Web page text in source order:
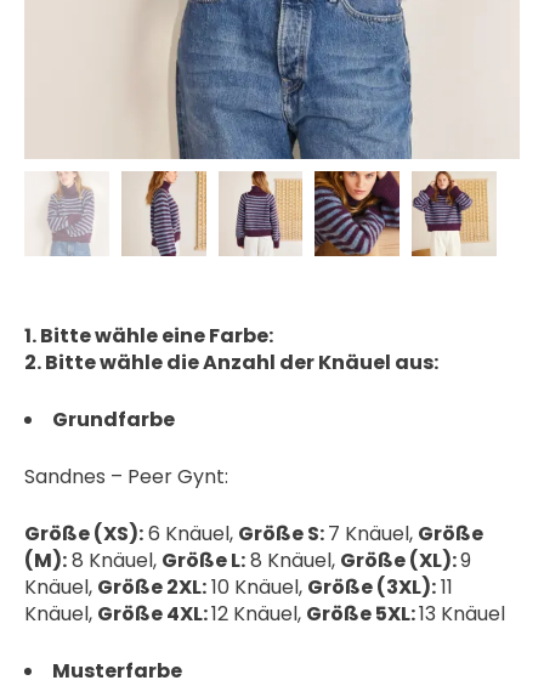
1. Bitte wähle eine Farbe:
2. Bitte wähle die Anzahl der Knäuel aus:
Grundfarbe
Sandnes – Peer Gynt:
Größe (XS):6 Knäuel, Größe S:7 Knäuel, Größe
(M):8 Knäuel, Größe L:8 Knäuel, Größe (XL):9
Knäuel, Größe 2XL:10 Knäuel, Größe (3XL):11
Knäuel, Größe 4XL:12 Knäuel, Größe 5XL:13 Knäuel
Musterfarbe